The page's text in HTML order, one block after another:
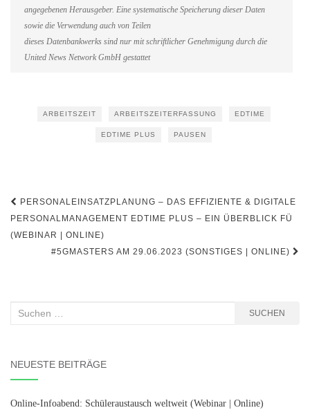
angegebenen Herausgeber. Eine systematische Speicherung dieser Daten
sowie die Verwendung auch von Teilen
dieses Datenbankwerks sind nur mit schriftlicher Genehmigung durch die
United News Network GmbH gestattet
ARBEITSZEIT ARBEITSZEITERFASSUNG EDTIME
EDTIME PLUS PAUSEN
Beitragsnavigation
PERSONALEINSATZPLANUNG – DAS EFFIZIENTE & DIGITALE
PERSONALMANAGEMENT EDTIME PLUS – EIN ÜBERBLICK FÜ
(WEBINAR | ONLINE)
#5GMASTERS AM 29.06.2023 (SONSTIGES | ONLINE)
Suchen
SUCHEN
NEUESTE BEITRÄGE
Online-Infoabend: Schüleraustausch weltweit (Webinar | Online)